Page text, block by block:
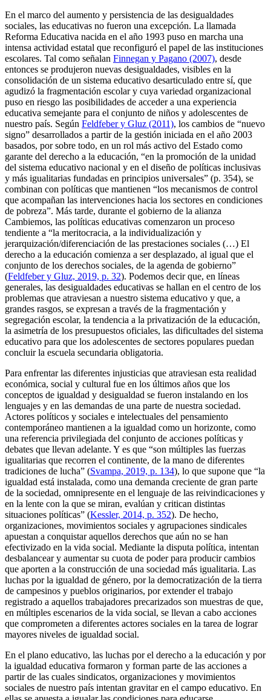
En el marco del aumento y persistencia de las desigualdades
sociales, las educativas no fueron una excepción. La llamada
Reforma Educativa nacida en el año 1993 puso en marcha una
intensa actividad estatal que reconfiguró el papel de las instituciones
escolares. Tal como señalan Finnegan y Pagano (2007), desde
entonces se produjeron nuevas desigualdades, visibles en la
consolidación de un sistema educativo desarticulado entre sí, que
agudizó la fragmentación escolar y cuya variedad organizacional
puso en riesgo las posibilidades de acceder a una experiencia
educativa semejante para el conjunto de niños y adolescentes de
nuestro país. Según Feldfeber y Gluz (2011), los cambios de “nuevo
signo” desarrollados a partir de la gestión iniciada en el año 2003
basados, por sobre todo, en un rol más activo del Estado como
garante del derecho a la educación, “en la promoción de la unidad
del sistema educativo nacional y en el diseño de políticas inclusivas
y más igualitarias fundadas en principios universales” (p. 354), se
combinan con políticas que mantienen “los mecanismos de control
que acompañan las intervenciones hacia los sectores en condiciones
de pobreza”. Más tarde, durante el gobierno de la alianza
Cambiemos, las políticas educativas comenzaron un proceso
tendiente a “la meritocracia, a la individualización y
jerarquización/diferenciación de las prestaciones sociales (…) El
derecho a la educación comienza a ser desplazado, al igual que el
conjunto de los derechos sociales, de la agenda de gobierno”
(Feldfeber y Gluz, 2019, p. 32). Podemos decir que, en líneas
generales, las desigualdades educativas se hallan en el centro de los
problemas que atraviesan a nuestro sistema educativo y que, a
grandes rasgos, se expresan a través de la fragmentación y
segregación escolar, la tendencia a la privatización de la educación,
la asimetría de los presupuestos oficiales, las dificultades del sistema
educativo para que los adolescentes de sectores populares puedan
concluir la escuela secundaria obligatoria.
Para enfrentar las diferentes injusticias que atraviesan esta realidad
económica, social y cultural fue en los últimos años que los
conceptos de igualdad y desigualdad se fueron instalando en los
lenguajes y en las demandas de una parte de nuestra sociedad.
Actores políticos y sociales e intelectuales del pensamiento
contemporáneo mantienen a la igualdad como un horizonte, como
una referencia privilegiada del conjunto de acciones políticas y
debates que llevan adelante. Y es que “son múltiples las fuerzas
igualitarias que recorren el continente, de la mano de diferentes
tradiciones de lucha” (Svampa, 2019, p. 134), lo que supone que “la
igualdad está instalada, como una demanda creciente de gran parte
de la sociedad, omnipresente en el lenguaje de las reivindicaciones y
en la lente con la que se miran, evalúan y critican distintas
situaciones políticas” (Kessler, 2014, p. 352). De hecho,
organizaciones, movimientos sociales y agrupaciones sindicales
apuestan a conquistar aquellos derechos que aún no se han
efectivizado en la vida social. Mediante la disputa política, intentan
desbalancear y aumentar su cuota de poder para producir cambios
que aporten a la construcción de una sociedad más igualitaria. Las
luchas por la igualdad de género, por la democratización de la tierra
de campesinos y pueblos originarios, por extender el trabajo
registrado a aquellos trabajadores precarizados son muestras de que,
en múltiples escenarios de la vida social, se llevan a cabo acciones
que comprometen a diferentes actores sociales en la tarea de lograr
mayores niveles de igualdad social.
En el plano educativo, las luchas por el derecho a la educación y por
la igualdad educativa formaron y forman parte de las acciones a
partir de las cuales sindicatos, organizaciones y movimientos
sociales de nuestro país intentan gravitar en el campo educativo. En